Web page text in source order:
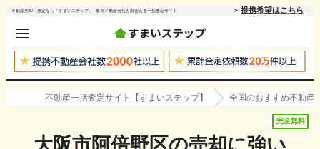
不動産売却・査定なら「すまいステップ」- 優良不動産会社と出会える一括査定サイト 提携希望はこちら
不動産一括査定サイト【すまいステップ】 全国のおすすめ不動産
完全無料
大阪市阿倍野区の売却に強い